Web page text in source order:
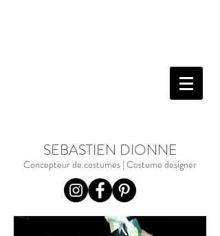
SEBASTIEN DIONNE
Concepteur de costumes | Costume designer